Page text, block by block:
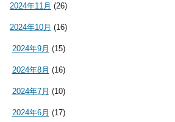
2024年11月 (26)
2024年10月 (16)
2024年9月 (15)
2024年8月 (16)
2024年7月 (10)
2024年6月 (17)